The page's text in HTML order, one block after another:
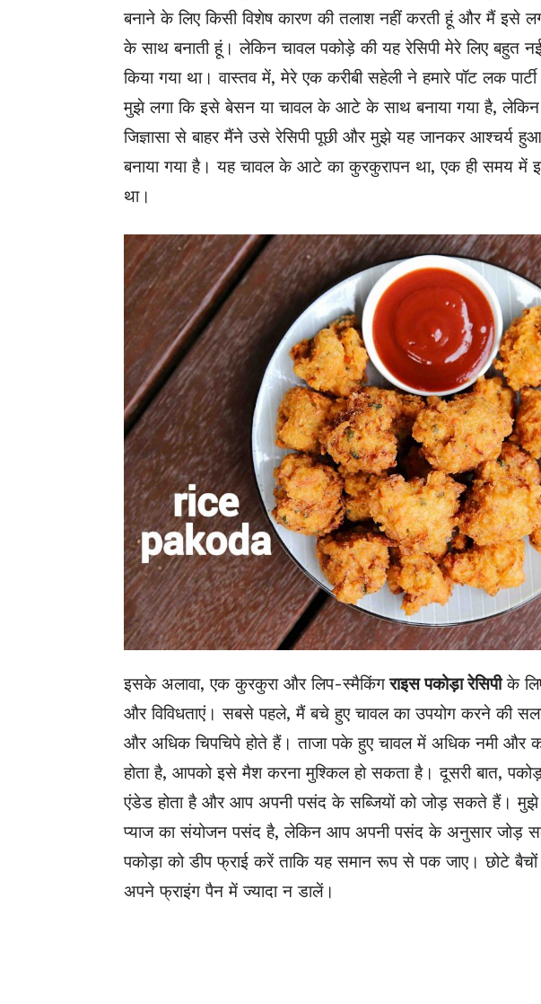
बनाने के लिए किसी विशेष कारण की तलाश नहीं करती हूं और मैं इसे
के साथ बनाती हूं। लेकिन चावल पकोड़े की यह रेसिपी मेरे लिए बहुत
किया गया था। वास्तव में, मेरे एक करीबी सहेली ने हमारे पॉट लक
मुझे लगा कि इसे बेसन या चावल के आटे के साथ बनाया गया है, लेकिन
जिज्ञासा से बाहर मैंने उसे रेसिपी पूछी और मुझे यह जानकर आश्चर्य
बनाया गया है। यह चावल के आटे का कुरकुरापन था, एक ही समय में
था।
इसके अलावा, एक कुरकुरा और लिप-स्मैकिंगराइस पकोड़ा रेसिपीके
और विविधताएं। सबसे पहले, मैं बचे हुए चावल का उपयोग करने की
और अधिक चिपचिपे होते हैं। ताजा पके हुए चावल में अधिक नमी और
होता है, आपको इसे मैश करना मुश्किल हो सकता है। दूसरी बात,
एंडेड होता है और आप अपनी पसंद के सब्जियों को जोड़ सकते हैं।
प्याज का संयोजन पसंद है, लेकिन आप अपनी पसंद के अनुसार
पकोड़ा को डीप फ्राई करें ताकि यह समान रूप से पक जाए। छोटे
अपने फ्राइंग पैन में ज्यादा न डालें।